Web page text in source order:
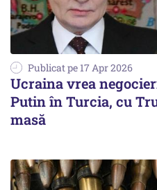
Publicat pe 17 Apr 2026
Ucraina vrea
Putin în Turcia, cu
masă